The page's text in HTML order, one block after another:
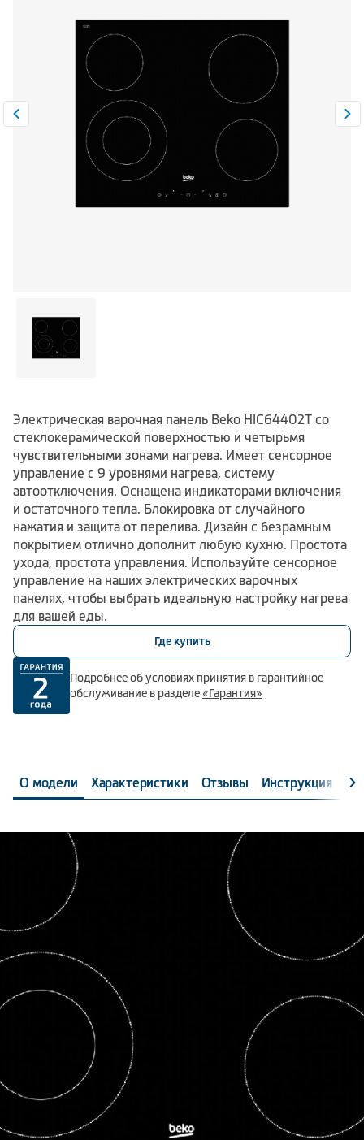
Электрическая варочная панель Beko HIC64402T со
стеклокерамической поверхностью и четырьмя
чувствительными зонами нагрева. Имеет сенсорное
управление с 9 уровнями нагрева, систему
автоотключения. Оснащена индикаторами включения
и остаточного тепла. Блокировка от случайного
нажатия и защита от перелива. Дизайн с безрамным
покрытием отлично дополнит любую кухню. Простота
ухода, простота управления. Используйте сенсорное
управление на наших электрических варочных
панелях, чтобы выбрать идеальную настройку нагрева
для вашей еды.
Где купить
Подробнее об условиях принятия в гарантийное
обслуживание в разделе«Гарантия»
О модели Характеристики Отзывы Инструкция